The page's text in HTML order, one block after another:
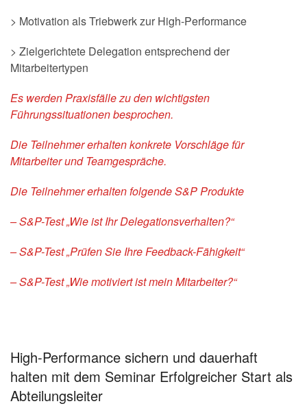
> Motivation als Triebwerk zur High-Performance
> Zielgerichtete Delegation entsprechend der
Mitarbeitertypen
Es werden Praxisfälle zu den wichtigsten
Führungssituationen besprochen.
Die Teilnehmer erhalten konkrete Vorschläge für
Mitarbeiter und Teamgespräche.
Die Teilnehmer erhalten folgende S&P Produkte
– S&P-Test „Wie ist Ihr Delegationsverhalten?“
– S&P-Test „Prüfen Sie Ihre Feedback-Fähigkeit“
– S&P-Test „Wie motiviert ist mein Mitarbeiter?“
High-Performance sichern und dauerhaft
halten mit dem Seminar Erfolgreicher Start als
Abteilungsleiter